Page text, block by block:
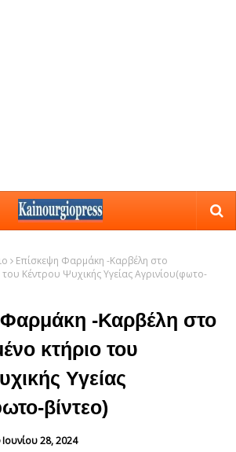
Επίσκεψη Φαρμάκη -Καρβέλη στο
του Κέντρου Ψυχικής Υγείας Αγρινίου(φωτο-
-Καρβέλη στο
κτήριο του
Υγείας
βίντεο)
Ιουνίου 28, 2024